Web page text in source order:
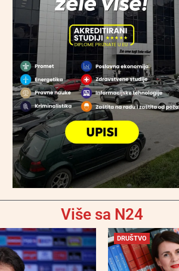
Više sa N24
DRUŠTVO